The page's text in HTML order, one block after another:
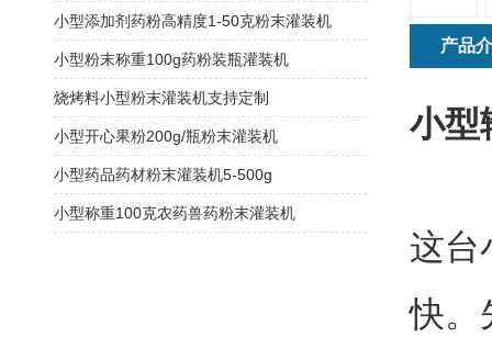
产品
小型
这台
快。
小型添加剂药粉高精度1-50克粉末灌装机
小型粉末称重100g药粉装瓶灌装机
烧烤料小型粉末灌装机支持定制
小型开心果粉200g/瓶粉末灌装机
小型药品药材粉末灌装机5-500g
小型称重100克农药兽药粉末灌装机